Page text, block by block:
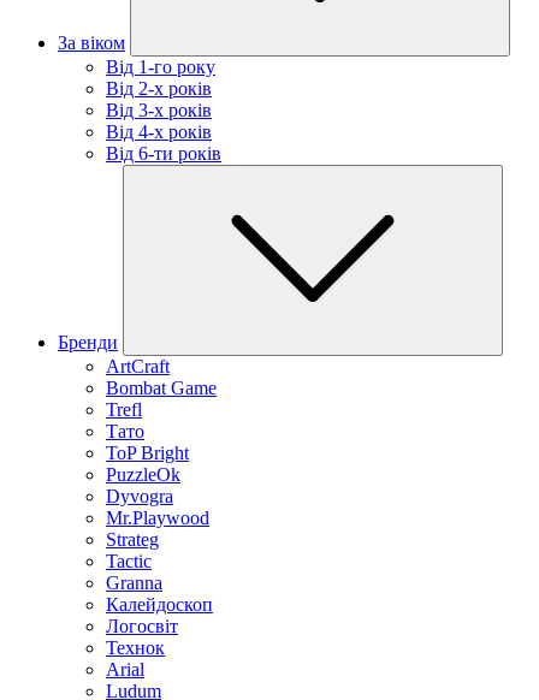
За віком
Від 1-го року
Від 2-х років
Від 3-х років
Від 4-х років
Від 6-ти років
Бренди
ArtCraft
Bombat Game
Trefl
Тато
ToP Bright
PuzzleOk
Dyvogra
Mr.Playwood
Strateg
Tactic
Granna
Калейдоскоп
Логосвіт
Технок
Arial
Ludum